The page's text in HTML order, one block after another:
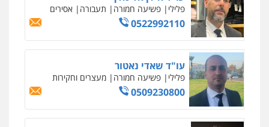
גל דהן – משרד עורך דין פלילי
פלילי פשיעה חמורה
וחקירות
0544723840
עו"ד ראוף נג'אר
פלילי עורכי דין לענייני אסירים
סמים רכוש
0548009246